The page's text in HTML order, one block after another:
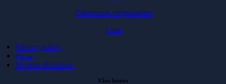
Paketerade erbjudanden
Case
Privacy policy
Press
Investor Relations
Våra kontor